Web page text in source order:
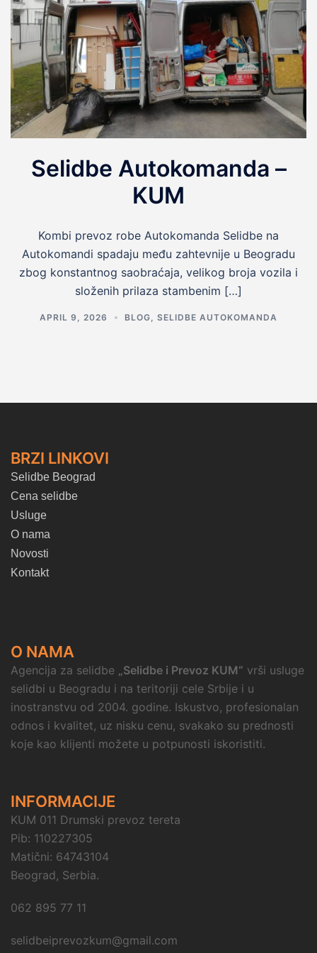
Selidbe Autokomanda –
KUM
Kombi prevoz robe Autokomanda Selidbe na
Autokomandi spadaju među zahtevnije u Beogradu
zbog konstantnog saobraćaja, velikog broja vozila i
složenih prilaza stambenim […]
APRIL 9, 2026 BLOG SELIDBE AUTOKOMANDA
BRZI LINKOVI
Selidbe Beograd
Cena selidbe
Usluge
O nama
Novosti
Kontakt
O NAMA
Agencija za selidbe „Selidbe i Prevoz KUM“ vrši usluge
selidbi u Beogradu i na teritoriji cele Srbije i u
inostranstvu od 2004. godine. Iskustvo, profesionalan
odnos i kvalitet, uz nisku cenu, svakako su prednosti
koje kao klijenti možete u potpunosti iskoristiti.
INFORMACIJE
KUM 011 Drumski prevoz tereta
Pib: 110227305
Matični: 64743104
Beograd, Serbia.
062 895 77 11
selidbeiprevozkum@gmail.com